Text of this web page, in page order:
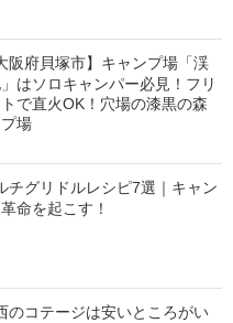
阪府貝塚市】キャンプ場「渓
はソロキャンパー必見！フリ
で直火OK！穴場の漆黒の森
場
チグリドルレシピ7選｜キャン
命を起こす！
のコテージは安いところがい